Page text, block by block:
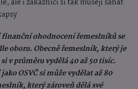
ale i zákazníci si tak musejí sahat
ohodnocení řemeslníků se
oboru. Obecně řemeslník, který je
v průměru vydělá 40 až 50 tisíc.
OSVČ si může vydělat až 80
který zároveň dělá své